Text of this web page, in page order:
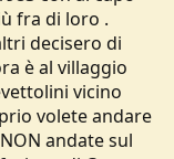
fra di loro .
decisero di
è al villaggio
vicino
volete andare
andate sul